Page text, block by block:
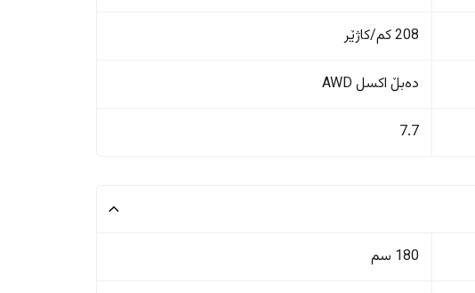
208 کم/کاژێر
دەبڵ اکسل AWD
7.7
180 سم